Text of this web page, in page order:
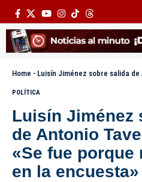
Home - Luisín Jiménez sobre salida de Antonio Taveras
POLÍTICA
Luisín Jiménez
de Antonio
«Se fue porque
en la encuesta»